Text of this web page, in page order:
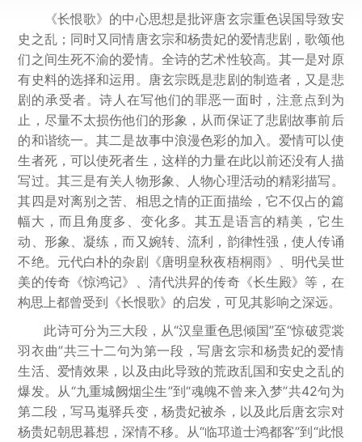
《长恨歌》的中心思想是批评唐玄宗重色误国导致安
史之乱；同时又同情唐玄宗和杨贵妃的爱情悲剧，歌颂他
们之间生死不渝的爱情。全诗的艺术性较高。其一是对原
有史料的选择和运用。唐玄宗既是悲剧的制造者，又是悲
剧的承受者。诗人在写他们的罪恶一面时，注意点到为
止，尽量不太损伤他们的形象，从而保证了悲剧故事前后
的和谐统一。其二是故事中浪漫色彩的加入。爱情可以使
生者死，可以使死者生，这样的力量在此以前还没有人描
写过。其三是有关人物形象、人物心理活动的精彩描写。
其四是对离别之苦、相思之情的正面描绘，它不仅占的篇
幅大，而且角度多、变化多。其五是语言的精美，它生
动、形象、凝练，而又婉转、流利，韵律性强，使人传诵
不绝。元代白朴的杂剧《唐明皇秋夜梧桐雨》、明代吴世
美的传奇《惊鸿记》、清代洪昇的传奇《长生殿》等，在
构思上都曾受到《长恨歌》的启发，可见其影响之深远。
此诗可分为三大段，从“汉皇重色思倾国”至“惊破霓裳
羽衣曲”共三十二句为第一段，写唐玄宗和杨贵妃的爱情
生活、爱情效果，以及由此导致的荒政乱国和安史之乱的
爆发。从“九重城阙烟尘生”到“魂魄不曾来入梦”共42句为
第二段，写马嵬驿兵变，杨贵妃被杀，以及此后唐玄宗对
杨贵妃朝思暮想，深情不移。从“临邛道士鸿都客”到“此恨